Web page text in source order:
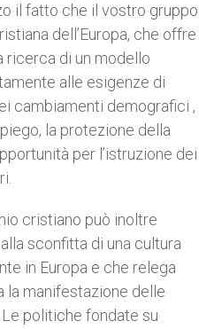
il fatto che il vostro gruppo
dell’Europa, che offre
ricerca di un modello
alle esigenze di
cambiamenti demografici ,
la protezione della
per l’istruzione dei
cristiano può inoltre
sconfitta di una cultura
in Europa e che relega
la manifestazione delle
politiche fondate su